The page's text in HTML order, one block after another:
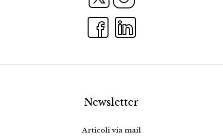
Newsletter
Articoli via mail